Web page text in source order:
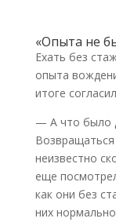
«Опыта не
Ехать без
опыта
итоге
— А что было
неизвестно
еще
как они без
них